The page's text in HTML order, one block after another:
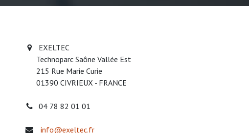
EXELTEC
Technoparc Saône Vallée Est
215 Rue Marie Curie
01390 CIVRIEUX - FRANCE
04 78 82 01 01
info@exeltec.fr